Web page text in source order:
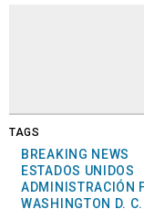
TAGS
BREAKING NEWS
ESTADOS UNIDOS
ADMINISTRACIÓN
WASHINGTON D. C.